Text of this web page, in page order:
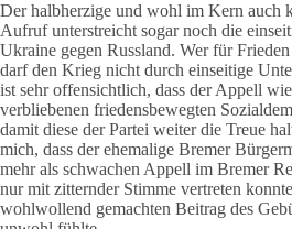
Der halbherzige und wohl im Kern auch
Aufruf unterstreicht sogar noch die
Ukraine gegen Russland. Wer für
darf den Krieg nicht durch einseitige
ist sehr offensichtlich, dass der Appell
verbliebenen friedensbewegten
damit diese der Partei weiter die Treue
mich, dass der ehemalige Bremer
mehr als schwachen Appell im Bremer
nur mit zitternder Stimme vertreten
wohlwollend gemachten Beitrag des